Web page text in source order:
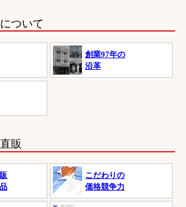
ついて
創業97年の
沿革
販
こだわりの
価格競争力